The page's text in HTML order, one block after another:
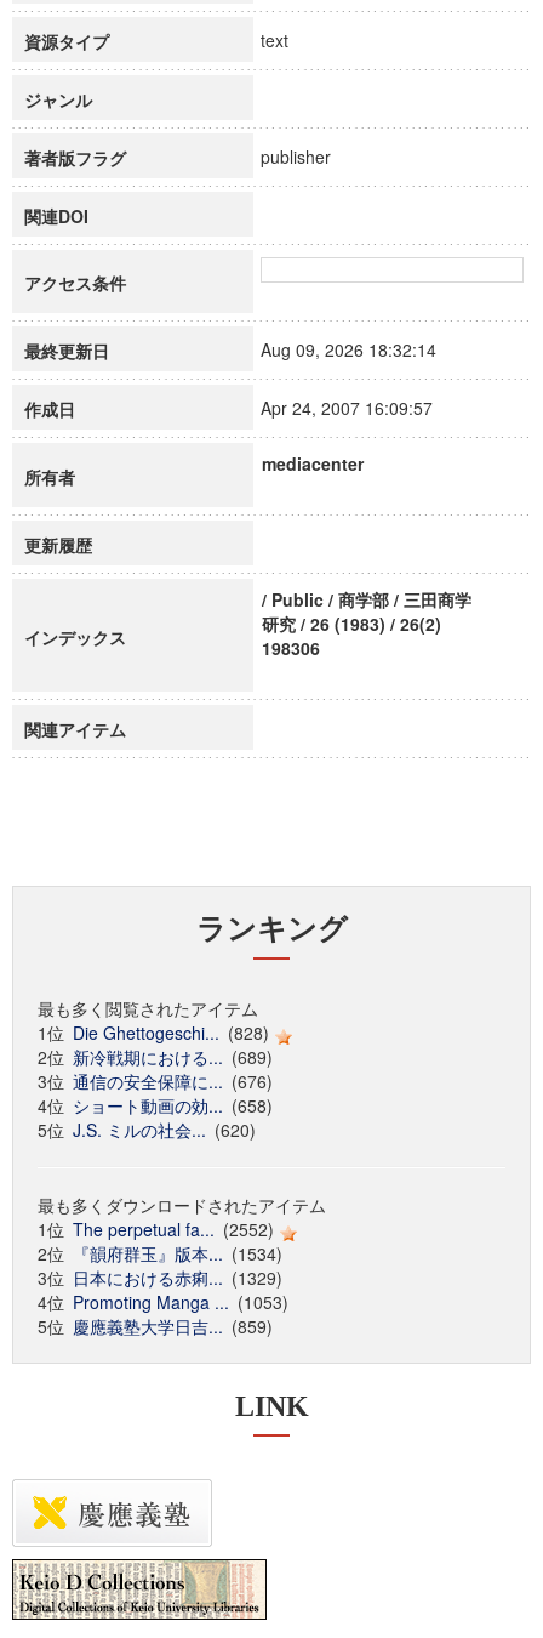
資源タイプ text
ジャンル
著者版フラグ publisher
関連DOI
アクセス条件
最終更新日 Aug 09, 2026 18:32:14
作成日 Apr 24, 2007 16:09:57
所有者
mediacenter
更新履歴
インデックス
/ Public / 商学部 / 三田商学
研究 / 26 (1983) / 26(2)
198306
関連アイテム
ランキング
最も多く閲覧されたアイテム
1位 Die Ghettogeschi... (828)
2位 新冷戦期における... (689)
3位 通信の安全保障に... (676)
4位 ショート動画の効... (658)
5位 J.S. ミルの社会... (620)
最も多くダウンロードされたアイテム
1位 The perpetual fa... (2552)
2位
『韻府群玉』版本... (1534)
3位 日本における赤痢... (1329)
4位 Promoting Manga ... (1053)
5位 慶應義塾大学日吉... (859)
LINK